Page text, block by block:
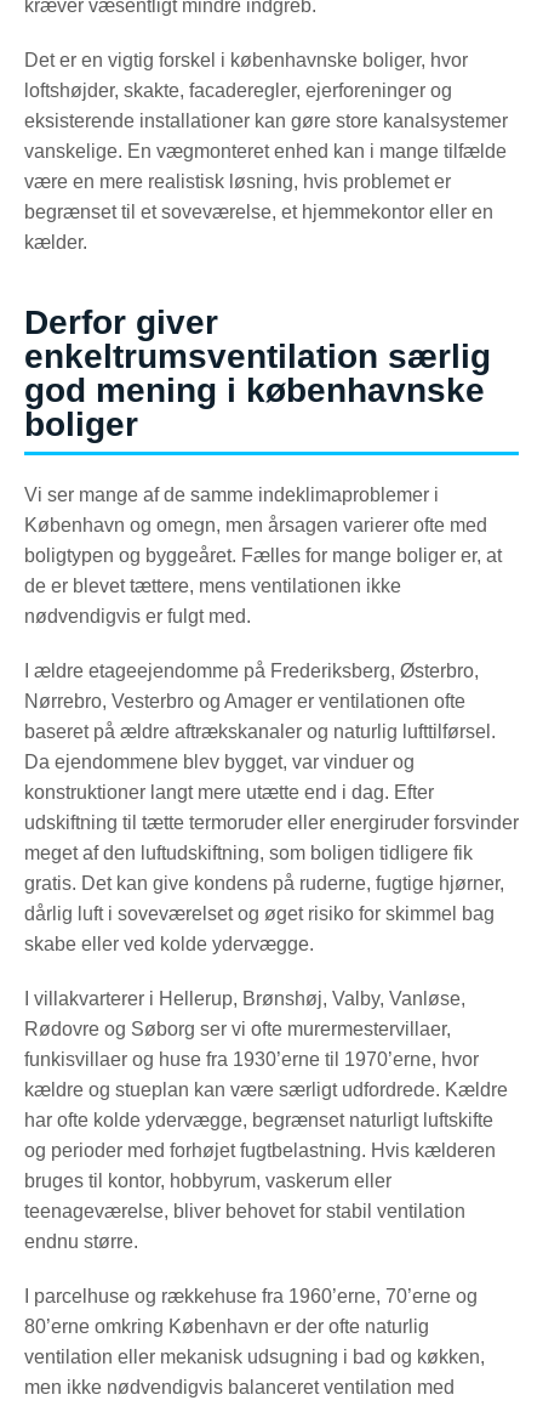
kræver væsentligt mindre indgreb.
Det er en vigtig forskel i københavnske boliger, hvor
loftshøjder, skakte, facaderegler, ejerforeninger og
eksisterende installationer kan gøre store kanalsystemer
vanskelige. En vægmonteret enhed kan i mange tilfælde
være en mere realistisk løsning, hvis problemet er
begrænset til et soveværelse, et hjemmekontor eller en
kælder.
Derfor giver
enkeltrumsventilation særlig
god mening i københavnske
boliger
Vi ser mange af de samme indeklimaproblemer i
København og omegn, men årsagen varierer ofte med
boligtypen og byggeåret. Fælles for mange boliger er, at
de er blevet tættere, mens ventilationen ikke
nødvendigvis er fulgt med.
I ældre etageejendomme på Frederiksberg, Østerbro,
Nørrebro, Vesterbro og Amager er ventilationen ofte
baseret på ældre aftrækskanaler og naturlig lufttilførsel.
Da ejendommene blev bygget, var vinduer og
konstruktioner langt mere utætte end i dag. Efter
udskiftning til tætte termoruder eller energiruder forsvinder
meget af den luftudskiftning, som boligen tidligere fik
gratis. Det kan give kondens på ruderne, fugtige hjørner,
dårlig luft i soveværelset og øget risiko for skimmel bag
skabe eller ved kolde ydervægge.
I villakvarterer i Hellerup, Brønshøj, Valby, Vanløse,
Rødovre og Søborg ser vi ofte murermestervillaer,
funkisvillaer og huse fra 1930’erne til 1970’erne, hvor
kældre og stueplan kan være særligt udfordrede. Kældre
har ofte kolde ydervægge, begrænset naturligt luftskifte
og perioder med forhøjet fugtbelastning. Hvis kælderen
bruges til kontor, hobbyrum, vaskerum eller
teenageværelse, bliver behovet for stabil ventilation
endnu større.
I parcelhuse og rækkehuse fra 1960’erne, 70’erne og
80’erne omkring København er der ofte naturlig
ventilation eller mekanisk udsugning i bad og køkken,
men ikke nødvendigvis balanceret ventilation med